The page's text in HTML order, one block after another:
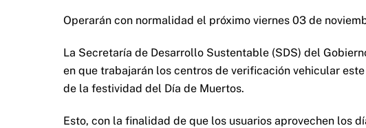
Operarán con normalidad el próximo viernes 03 de
La Secretaría de Desarrollo Sustentable (SDS) del
en que trabajarán los centros de verificación vehicular
de la festividad del Día de Muertos.
Esto, con la finalidad de que los usuarios aprovechen los